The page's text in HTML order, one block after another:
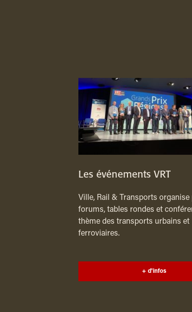
Les événements VRT
Ville, Rail & Transports organise
forums, tables rondes et
thème des transports urbains et
ferroviaires.
+ d'infos